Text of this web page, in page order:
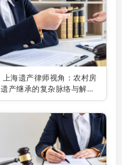
上海遗产律师视角：农村房
遗产继承的复杂脉络与解决
之道